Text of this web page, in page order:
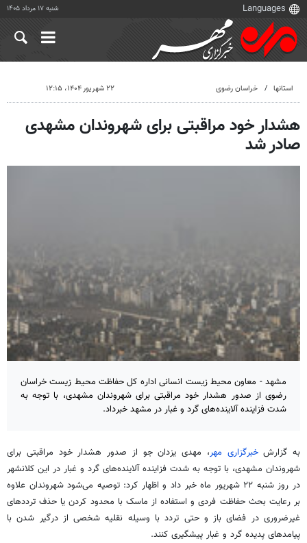
شنبه ۱۷ مرداد ۱۴۰۵
استانها خراسان رضوی ۲۲ شهریور ۱۴۰۴، ۱۲:۱۵
هشدار خود مراقبتی برای شهروندان مشهدی
صادر شد
مشهد - معاون محیط زیست انسانی اداره کل حفاظت محیط زیست خراسان
رضوی از صدور هشدار خود مراقبتی برای شهروندان مشهدی، با توجه به
شدت فزاینده آلاینده‌های گرد و غبار در مشهد خبرداد.
به گزارشخبرگزاری مهر، مهدی یزدان جو از صدور هشدار خود مراقبتی برای
شهروندان مشهدی، با توجه به شدت فزاینده آلاینده‌های گرد و غبار در این کلانشهر
در روز شنبه ۲۲ شهریور ماه خبر داد و اظهار کرد: توصیه می‌شود شهروندان علاوه
بر رعایت بحث حفاظت فردی و استفاده از ماسک با محدود کردن یا حذف ترددهای
غیرضروری در فضای باز و حتی تردد با وسیله نقلیه شخصی از درگیر شدن با
پیامدهای پدیده گرد و غبار پیشگیری کنند.